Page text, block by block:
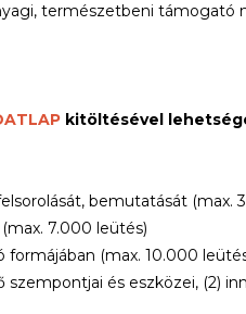
természetbeni támogató
kitöltésével
bemutatását (max.
7.000 leütés)
formájában (max. 10.000
és eszközei, (2)